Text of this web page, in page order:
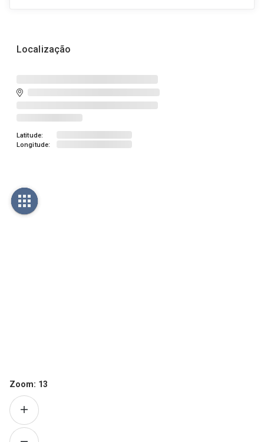
Localização
Latitude:
Longitude:
Zoom: 13